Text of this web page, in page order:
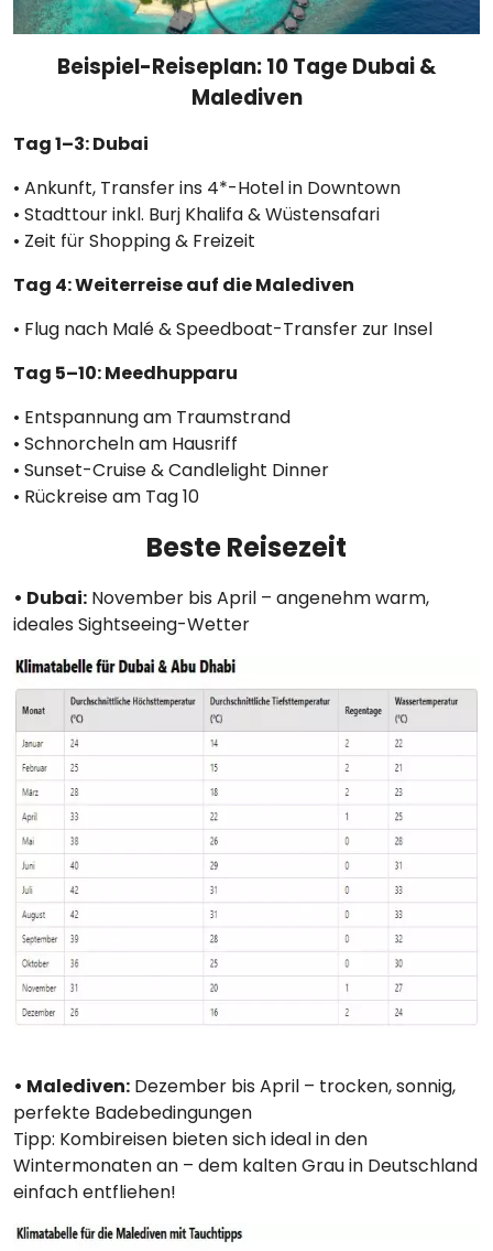
Beispiel-Reiseplan: 10 Tage Dubai &
Malediven
Tag 1–3: Dubai
• Ankunft, Transfer ins 4*-Hotel in Downtown
• Stadttour inkl. Burj Khalifa & Wüstensafari
• Zeit für Shopping & Freizeit
Tag 4: Weiterreise auf die Malediven
• Flug nach Malé & Speedboat-Transfer zur Insel
Tag 5–10: Meedhupparu
• Entspannung am Traumstrand
• Schnorcheln am Hausriff
• Sunset-Cruise & Candlelight Dinner
• Rückreise am Tag 10
Beste Reisezeit
• Dubai: November bis April – angenehm warm,
ideales Sightseeing-Wetter
• Malediven: Dezember bis April – trocken, sonnig,
perfekte Badebedingungen
Tipp: Kombireisen bieten sich ideal in den
Wintermonaten an – dem kalten Grau in Deutschland
einfach entfliehen!